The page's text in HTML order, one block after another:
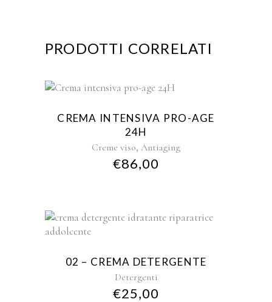
PRODOTTI CORRELATI
CREMA INTENSIVA PRO-AGE
24H
Creme viso, Antiaging
€86,00
02 – CREMA DETERGENTE
Detergenti
€25,00